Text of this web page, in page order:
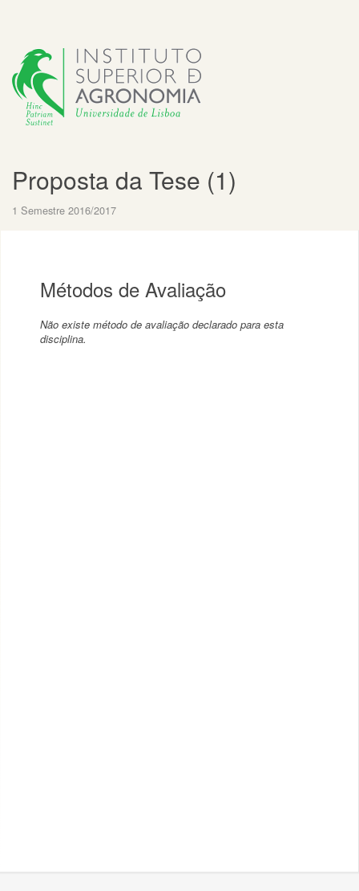
Proposta da Tese (1)
1 Semestre 2016/2017
Métodos de Avaliação
Não existe método de avaliação declarado para esta
disciplina.